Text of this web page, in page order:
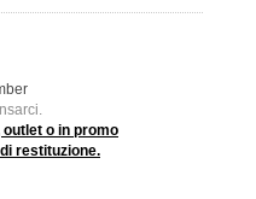
o in promo
restituzione.